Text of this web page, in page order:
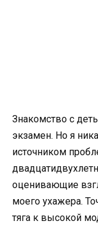
Знакомство с
экзамен. Но я
источником
оценивающие
моего ухажера.
тяга к высокой